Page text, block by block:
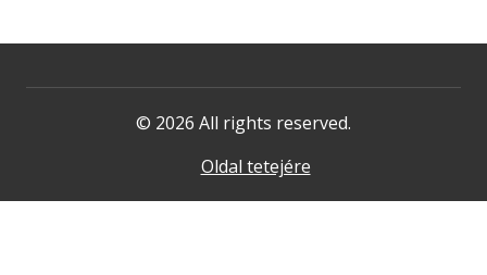
© 2026 All rights reserved.
Oldal tetejére